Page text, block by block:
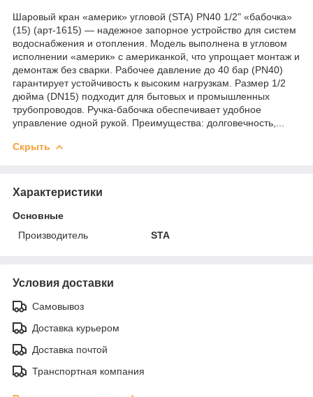
Шаровый кран «америк» угловой (STA) PN40 1/2" «бабочка»
(15) (арт-1615) — надежное запорное устройство для систем
водоснабжения и отопления. Модель выполнена в угловом
исполнении «америк» с американкой, что упрощает монтаж и
демонтаж без сварки. Рабочее давление до 40 бар (PN40)
гарантирует устойчивость к высоким нагрузкам. Размер 1/2
дюйма (DN15) подходит для бытовых и промышленных
трубопроводов. Ручка-бабочка обеспечивает удобное
управление одной рукой. Преимущества: долговечность,...
Скрыть
Характеристики
Основные
Производитель
STA
Условия доставки
Самовывоз
Доставка курьером
Доставка почтой
Транспортная компания